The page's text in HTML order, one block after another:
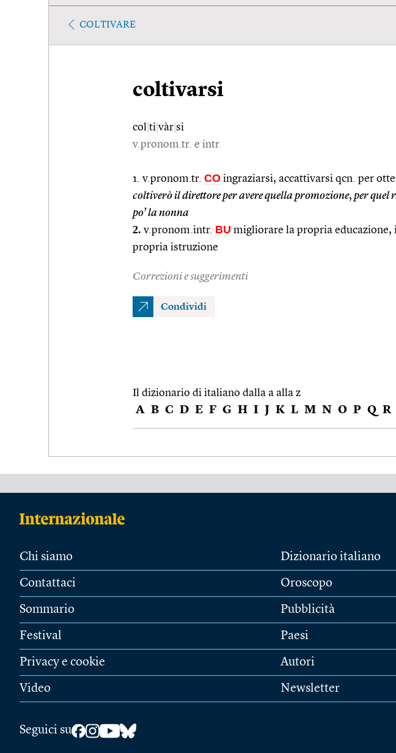
COLTIVARE
coltivarsi
col ti vàr si
v.pronom.tr. e intr.
1. v.pronom.tr. CO ingraziarsi, accattivarsi qcn. per
coltiverò il direttore per avere quella promozione, per quel
po’ la nonna
2. v.pronom.intr. BU migliorare la propria
propria istruzione
Correzioni e suggerimenti
Condividi
Il dizionario di italiano dalla a alla z
A B C D E F G H I J K L M N O P Q R
Chi siamo
Contattaci
Sommario
Festival
Privacy e cookie
Video
Dizionario italiano
Oroscopo
Pubblicità
Paesi
Autori
Newsletter
Seguici su